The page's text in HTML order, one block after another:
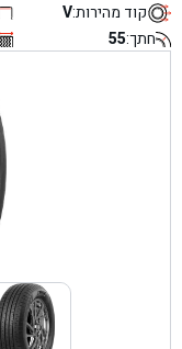
קוד מהירות:V
חתך:55